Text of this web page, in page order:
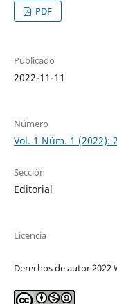
PDF
Publicado
2022-11-11
Número
Vol. 1 Núm. 1 (2022):
Sección
Editorial
Licencia
Derechos de autor 2022